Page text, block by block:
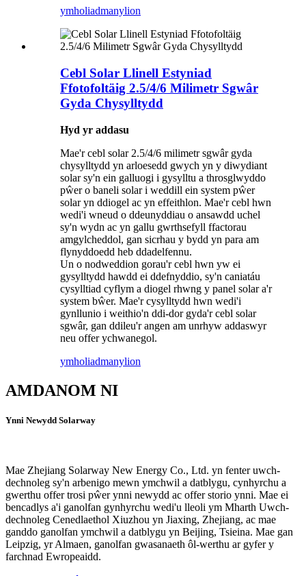
ymholiadmanylion
Cebl Solar Llinell Estyniad
Ffotofoltäig 2.5/4/6 Milimetr Sgwâr
Gyda Chysylltydd
Hyd yr addasu
Mae'r cebl solar 2.5/4/6 milimetr sgwâr gyda
chysylltydd yn arloesedd gwych yn y diwydiant
solar sy'n ein galluogi i gysylltu a throsglwyddo
pŵer o baneli solar i weddill ein system pŵer
solar yn ddiogel ac yn effeithlon. Mae'r cebl hwn
wedi'i wneud o ddeunyddiau o ansawdd uchel
sy'n wydn ac yn gallu gwrthsefyll ffactorau
amgylcheddol, gan sicrhau y bydd yn para am
flynyddoedd heb ddadelfennu.
Un o nodweddion gorau'r cebl hwn yw ei
gysylltydd hawdd ei ddefnyddio, sy'n caniatáu
cysylltiad cyflym a diogel rhwng y panel solar a'r
system bŵer. Mae'r cysylltydd hwn wedi'i
gynllunio i weithio'n ddi-dor gyda'r cebl solar
sgwâr, gan ddileu'r angen am unrhyw addaswyr
neu offer ychwanegol.
ymholiadmanylion
AMDANOM NI
Ynni Newydd Solarway
Mae Zhejiang Solarway New Energy Co., Ltd. yn fenter uwch-
dechnoleg sy'n arbenigo mewn ymchwil a datblygu, cynhyrchu a
gwerthu offer trosi pŵer ynni newydd ac offer storio ynni. Mae ei
bencadlys a'i ganolfan gynhyrchu wedi'u lleoli ym Mharth Uwch-
dechnoleg Cenedlaethol Xiuzhou yn Jiaxing, Zhejiang, ac mae
ganddo ganolfan ymchwil a datblygu yn Beijing, Tsieina. Mae gan
Leipzig, yr Almaen, ganolfan gwasanaeth ôl-werthu ar gyfer y
farchnad Ewropeaidd.